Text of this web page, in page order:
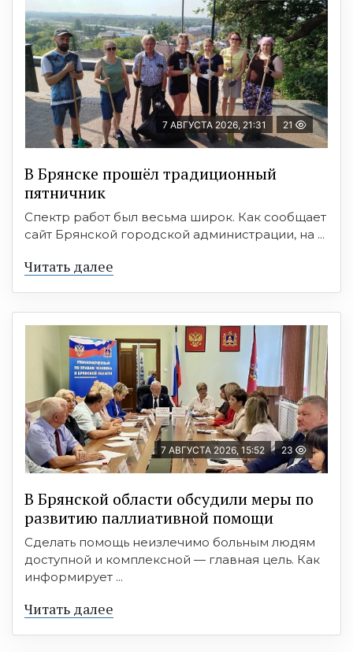
7 АВГУСТА 2026, 21:31 21
В Брянске прошёл традиционный
пятничник
Спектр работ был весьма широк. Как сообщает
сайт Брянской городской администрации, на ...
Читать далее
7 АВГУСТА 2026, 15:52 23
В Брянской области обсудили меры по
развитию паллиативной помощи
Сделать помощь неизлечимо больным людям
доступной и комплексной — главная цель. Как
информирует ...
Читать далее